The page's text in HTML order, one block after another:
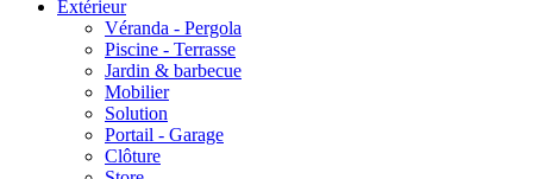
Extérieur
Véranda - Pergola
Piscine - Terrasse
Jardin & barbecue
Mobilier
Solution
Portail - Garage
Clôture